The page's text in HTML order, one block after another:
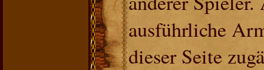
ausführliche
dieser Seite